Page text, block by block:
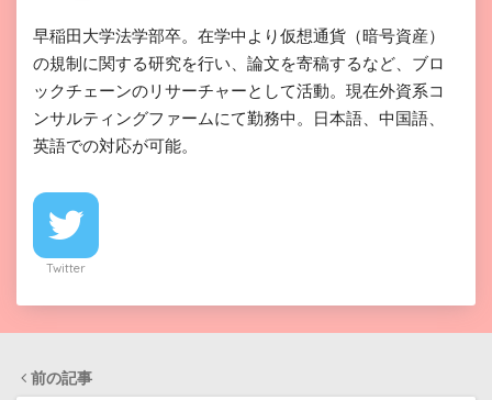
早稲田大学法学部卒。在学中より仮想通貨（暗号資産）
の規制に関する研究を行い、論文を寄稿するなど、ブロ
ックチェーンのリサーチャーとして活動。現在外資系コ
ンサルティングファームにて勤務中。日本語、中国語、
英語での対応が可能。
Twitter
前の記事